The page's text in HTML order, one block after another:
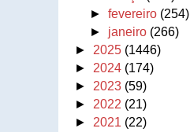
►fevereiro (254)
► janeiro (266)
► 2025 (1446)
► 2024 (174)
► 2023 (59)
► 2022 (21)
► 2021 (22)